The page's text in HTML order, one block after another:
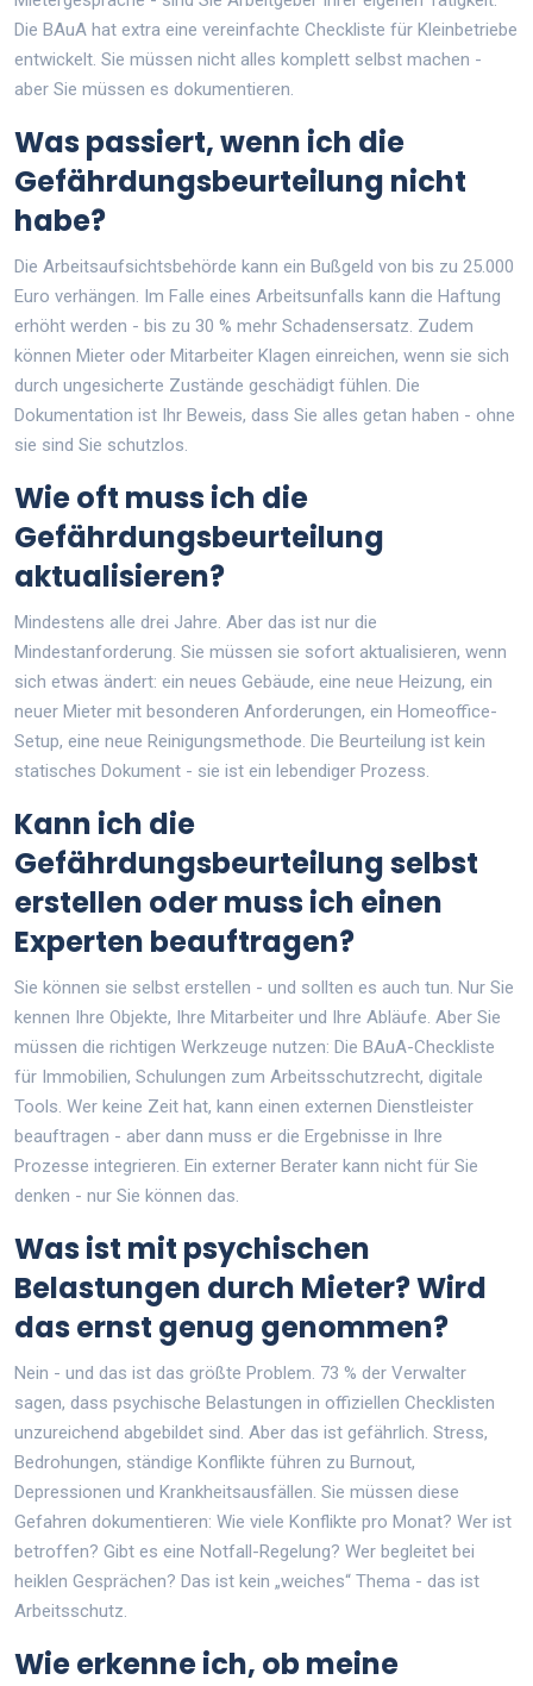
Die BAuA hat extra eine vereinfachte Checkliste für Kleinbetriebe
entwickelt. Sie müssen nicht alles komplett selbst machen -
aber Sie müssen es dokumentieren.
Was passiert, wenn ich die
Gefährdungsbeurteilung nicht
habe?
Die Arbeitsaufsichtsbehörde kann ein Bußgeld von bis zu 25.000
Euro verhängen. Im Falle eines Arbeitsunfalls kann die Haftung
erhöht werden - bis zu 30 % mehr Schadensersatz. Zudem
können Mieter oder Mitarbeiter Klagen einreichen, wenn sie sich
durch ungesicherte Zustände geschädigt fühlen. Die
Dokumentation ist Ihr Beweis, dass Sie alles getan haben - ohne
sie sind Sie schutzlos.
Wie oft muss ich die
Gefährdungsbeurteilung
aktualisieren?
Mindestens alle drei Jahre. Aber das ist nur die
Mindestanforderung. Sie müssen sie sofort aktualisieren, wenn
sich etwas ändert: ein neues Gebäude, eine neue Heizung, ein
neuer Mieter mit besonderen Anforderungen, ein Homeoffice-
Setup, eine neue Reinigungsmethode. Die Beurteilung ist kein
statisches Dokument - sie ist ein lebendiger Prozess.
Kann ich die
Gefährdungsbeurteilung selbst
erstellen oder muss ich einen
Experten beauftragen?
Sie können sie selbst erstellen - und sollten es auch tun. Nur Sie
kennen Ihre Objekte, Ihre Mitarbeiter und Ihre Abläufe. Aber Sie
müssen die richtigen Werkzeuge nutzen: Die BAuA-Checkliste
für Immobilien, Schulungen zum Arbeitsschutzrecht, digitale
Tools. Wer keine Zeit hat, kann einen externen Dienstleister
beauftragen - aber dann muss er die Ergebnisse in Ihre
Prozesse integrieren. Ein externer Berater kann nicht für Sie
denken - nur Sie können das.
Was ist mit psychischen
Belastungen durch Mieter? Wird
das ernst genug genommen?
Nein - und das ist das größte Problem. 73 % der Verwalter
sagen, dass psychische Belastungen in offiziellen Checklisten
unzureichend abgebildet sind. Aber das ist gefährlich. Stress,
Bedrohungen, ständige Konflikte führen zu Burnout,
Depressionen und Krankheitsausfällen. Sie müssen diese
Gefahren dokumentieren: Wie viele Konflikte pro Monat? Wer ist
betroffen? Gibt es eine Notfall-Regelung? Wer begleitet bei
heiklen Gesprächen? Das ist kein „weiches“ Thema - das ist
Arbeitsschutz.
Wie erkenne ich, ob meine